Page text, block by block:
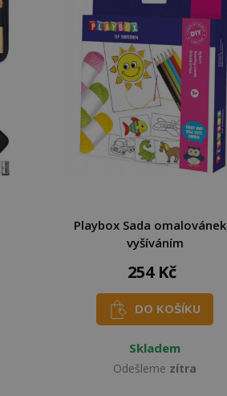
Playbox Sada
vyšíváním
254 Kč
DO KOŠÍKU
Skladem
Odešleme zítra